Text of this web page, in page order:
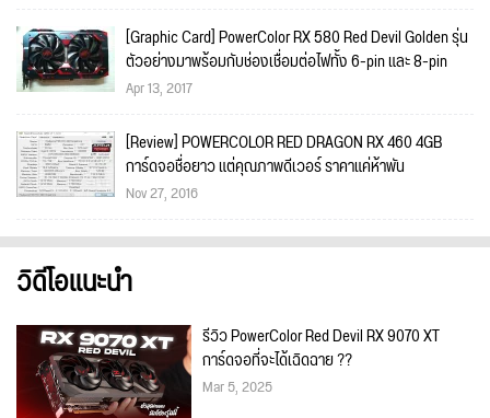
[Graphic Card] PowerColor RX 580 Red Devil Golden รุ่น
ตัวอย่างมาพร้อมกับช่องเชื่อมต่อไฟทั้ง 6-pin และ 8-pin
Apr 13, 2017
[Review] POWERCOLOR RED DRAGON RX 460 4GB
การ์ดจอชื่อยาว แต่คุณภาพดีเวอร์ ราคาแค่ห้าพัน
Nov 27, 2016
วิดีโอแนะนำ
รีวิว PowerColor Red Devil RX 9070 XT
การ์ดจอที่จะได้เฉิดฉาย ??
Mar 5, 2025